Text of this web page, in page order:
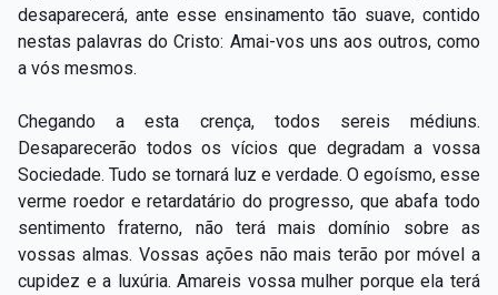
desaparecerá, ante esse ensinamento tão suave, contido
nestas palavras do Cristo: Amai-vos uns aos outros, como
a vós mesmos.
Chegando a esta crença, todos sereis médiuns.
Desaparecerão todos os vícios que degradam a vossa
Sociedade. Tudo se tornará luz e verdade. O egoísmo, esse
verme roedor e retardatário do progresso, que abafa todo
sentimento fraterno, não terá mais domínio sobre as
vossas almas. Vossas ações não mais terão por móvel a
cupidez e a luxúria. Amareis vossa mulher porque ela terá